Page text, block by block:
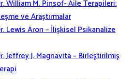
William M. Pinsof- Aile Terapileri:
ve Araştırmalar
Lewis Aron – İlişkisel Psikanalize
Jeffrey J. Magnavita – Birleştirilmiş